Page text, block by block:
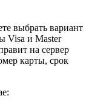
выбрать вариант
Visa и Master
на сервер
карты, срок